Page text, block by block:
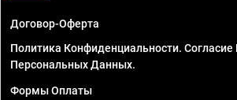
Договор-Оферта
Политика Конфиденциальности.
Персональных Данных.
Формы Оплаты